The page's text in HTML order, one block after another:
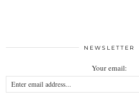
NEWSLETTER
Your email: